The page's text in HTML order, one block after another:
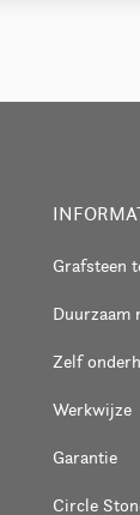
Grafsteen
Duurzaam
Zelf
Werkwijze
Garantie
Circle